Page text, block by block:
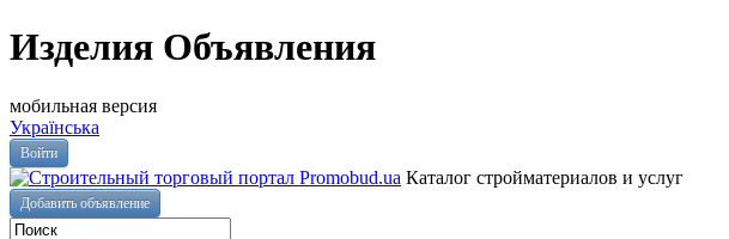
Изделия Объявления
мобильная версия
Українська
Войти
Каталог стройматериалов и услуг
Добавить объявление